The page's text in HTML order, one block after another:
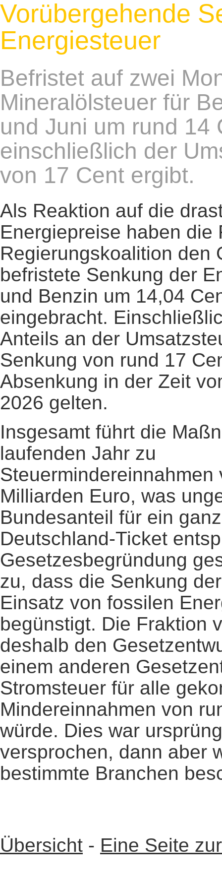
Vorübergehende
Energiesteuer
Befristet auf zwei
Mineralölsteuer für
und Juni um rund 14
einschließlich der
von 17 Cent ergibt.
Als Reaktion auf die
Energiepreise haben die
Regierungskoalition den
befristete Senkung der
und Benzin um 14,04
eingebracht.
Anteils an der
Senkung von rund 17
Absenkung in der Zeit
2026 gelten.
Insgesamt führt die
laufenden Jahr zu
Steuermindereinnahmen
Milliarden Euro, was
Bundesanteil für ein
Deutschland-Ticket
Gesetzesbegründung
zu, dass die Senkung
Einsatz von fossilen
begünstigt. Die Fraktion
deshalb den
einem anderen
Stromsteuer für alle
Mindereinnahmen von
würde. Dies war
versprochen, dann aber
bestimmte Branchen
Übersicht - Eine Seite